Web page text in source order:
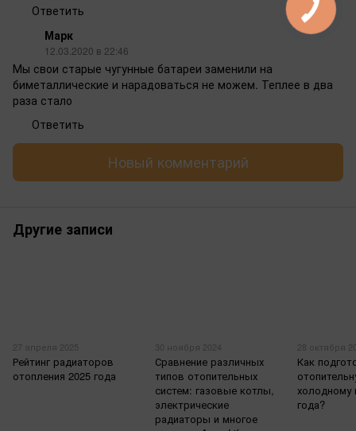
Ответить
Марк
12.03.2020 в 22:46
Мы свои старые чугунные батареи заменили на
биметаллические и нарадоваться не можем. Теплее в два
раза стало
Ответить
Новый комментарий
Другие записи
27 апреля 2025
Рейтинг радиаторов
отопления 2025 года
30 ноября 2024
Сравнение различных
типов отопительных
систем: газовые котлы,
электрические
радиаторы и многое
28 октября
Как
холодному
года?